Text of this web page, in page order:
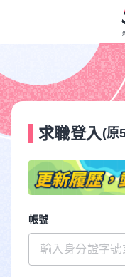
求職登入 (原
帳號